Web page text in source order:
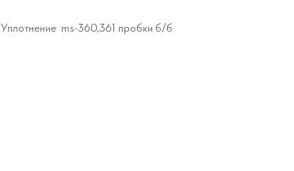
Уплотнение ms-360,361 пробки б/б